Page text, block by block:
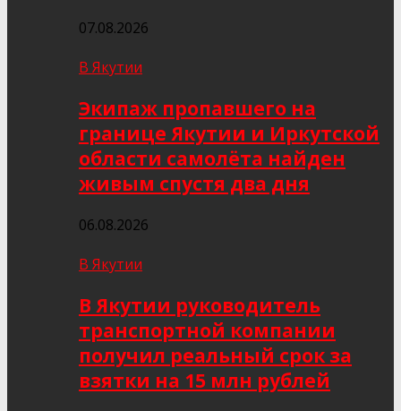
07.08.2026
В Якутии
Экипаж пропавшего на
границе Якутии и Иркутской
области самолёта найден
живым спустя два дня
06.08.2026
В Якутии
В Якутии руководитель
транспортной компании
получил реальный срок за
взятки на 15 млн рублей